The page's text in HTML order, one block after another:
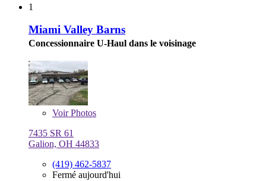
1
Miami Valley Barns
Concessionnaire U-Haul dans le voisinage
VoirPhotos
7435 SR 61
Galion, OH 44833
(419) 462-5837
Fermé aujourd'hui